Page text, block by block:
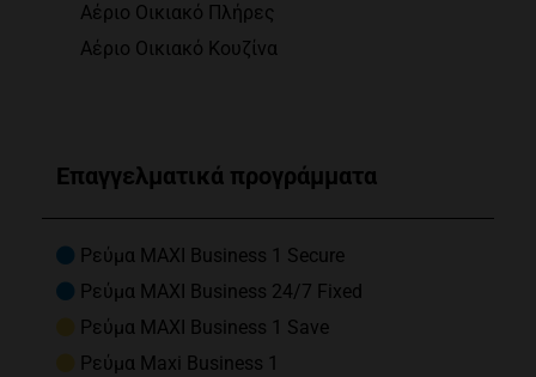
Αέριο Οικιακό Πλήρες
Αέριο Οικιακό Κουζίνα
Επαγγελματικά προγράμματα
Ρεύμα MAXI Business 1 Secure
Ρεύμα MAXI Business 24/7 Fixed
Ρεύμα MAXI Business 1 Save
Ρεύμα Maxi Business 1